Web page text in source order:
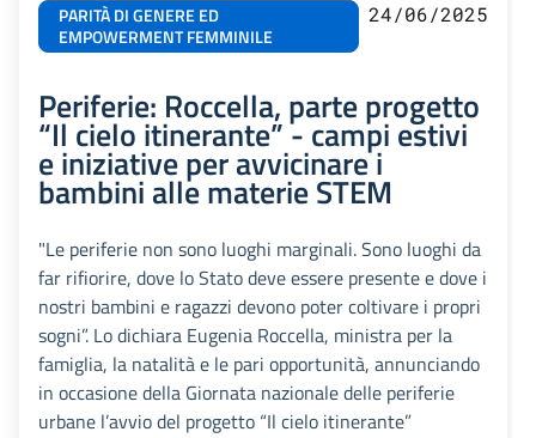
PARITÀ DI GENERE ED
EMPOWERMENT FEMMINILE
24/06/2025
Periferie: Roccella, parte progetto
“Il cielo itinerante” - campi estivi
e iniziative per avvicinare i
bambini alle materie STEM
"Le periferie non sono luoghi marginali. Sono luoghi da
far rifiorire, dove lo Stato deve essere presente e dove i
nostri bambini e ragazzi devono poter coltivare i propri
sogni”. Lo dichiara Eugenia Roccella, ministra per la
famiglia, la natalità e le pari opportunità, annunciando
in occasione della Giornata nazionale delle periferie
urbane l’avvio del progetto “Il cielo itinerante”